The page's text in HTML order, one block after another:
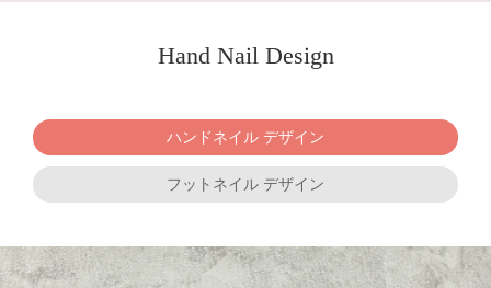
Hand Nail Design
ハンドネイル デザイン
フットネイル デザイン